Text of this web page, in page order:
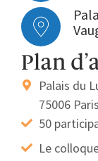
Plan
Palais du
75006 Paris
50
Le